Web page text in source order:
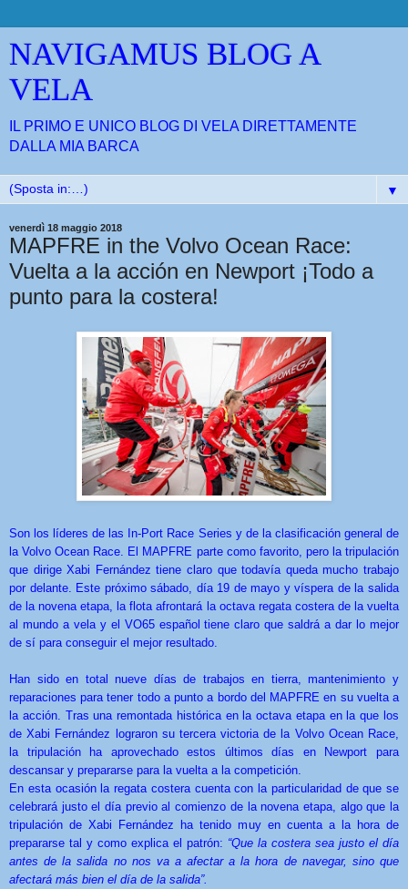
NAVIGAMUS BLOG A
VELA
IL PRIMO E UNICO BLOG DI VELA DIRETTAMENTE
DALLA MIA BARCA
▼
venerdì 18 maggio 2018
MAPFRE in the Volvo Ocean Race:
Vuelta a la acción en Newport ¡Todo a
punto para la costera!
Son los líderes de las In-Port Race Series y de la clasificación general de
la Volvo Ocean Race. El MAPFRE parte como favorito, pero la tripulación
que dirige Xabi Fernández tiene claro que todavía queda mucho trabajo
por delante. Este próximo sábado, día 19 de mayo y víspera de la salida
de la novena etapa, la flota afrontará la octava regata costera de la vuelta
al mundo a vela y el VO65 español tiene claro que saldrá a dar lo mejor
de sí para conseguir el mejor resultado.
Han sido en total nueve días de trabajos en tierra, mantenimiento y
reparaciones para tener todo a punto a bordo del MAPFRE en su vuelta a
la acción. Tras una remontada histórica en la octava etapa en la que los
de Xabi Fernández lograron su tercera victoria de la Volvo Ocean Race,
la tripulación ha aprovechado estos últimos días en Newport para
descansar y prepararse para la vuelta a la competición.
En esta ocasión la regata costera cuenta con la particularidad de que se
celebrará justo el día previo al comienzo de la novena etapa, algo que la
tripulación de Xabi Fernández ha tenido muy en cuenta a la hora de
prepararse tal y como explica el patrón: “Que la costera sea justo el día
antes de la salida no nos va a afectar a la hora de navegar, sino que
afectará más bien el día de la salida”.